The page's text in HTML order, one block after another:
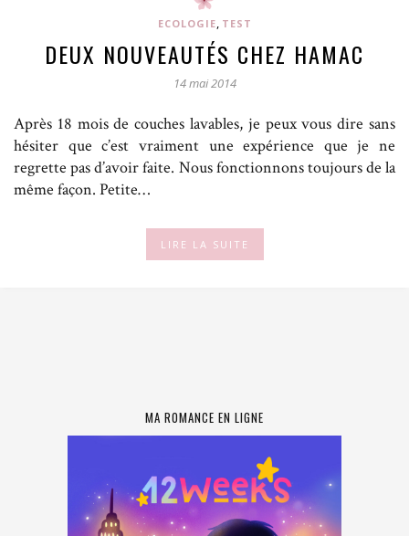
ECOLOGIE TEST
DEUX NOUVEAUTÉS CHEZ HAMAC
14 mai 2014
Après 18 mois de couches lavables, je peux vous dire sans
hésiter que c’est vraiment une expérience que je ne
regrette pas d’avoir faite. Nous fonctionnons toujours de la
même façon. Petite…
LIRE LA SUITE
MA ROMANCE EN LIGNE